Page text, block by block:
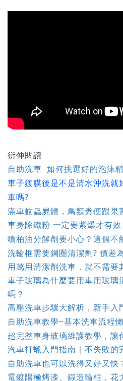
衍伸閱讀
自助洗車 如何挑選好的泡沫
車子鍍膜後是不是清水沖洗就
車嗎?
滿車蚊蟲屍體，鳥類糞便跟果
車身除鐵粉 一定要紫爆才有效
噴柏油分解劑要小心？這個不
洗輪框需要鋼圈清潔劑? 價差
用萬用清潔劑洗車，就不需要
車子玻璃為什麼要用車用玻璃
嗎？
高壓洗車步驟大解析，新手入
自助洗車教學~基本洗車流程
超完整車身玻璃維護教學，讓
汽車打蠟入門指南｜不失敗的
自助洗車也可以洗得又好又快
電鍍陽極烤漆、鍛造輪框，花